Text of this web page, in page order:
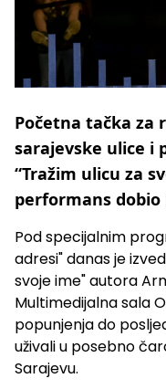
Početna tačka za
sarajevske ulice i
“Tražim ulicu za
performans dobio
Pod specijalnim
adresi" danas je
svoje ime" autora
Multimedijalna sala
popunjenja do
uživali u posebno
Sarajevu.